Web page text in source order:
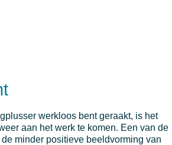
werkloos bent geraakt, is het
aan het werk te komen. Een van de
minder positieve beeldvorming van